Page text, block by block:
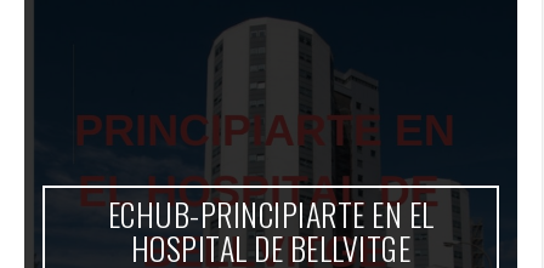
ECHUB-PRINCIPIARTE EN EL
HOSPITAL DE BELLVITGE